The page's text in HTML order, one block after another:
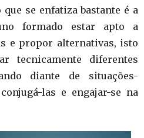
se enfatiza bastante é a
formado estar apto a
e propor alternativas, isto
tecnicamente diferentes
diante de situações-
las e engajar-se na